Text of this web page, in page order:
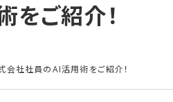
を​ご紹介！
会社社員のAI活用術をご紹介！